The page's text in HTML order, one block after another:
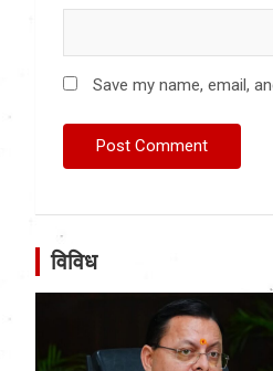
Save my name, email,
विविध